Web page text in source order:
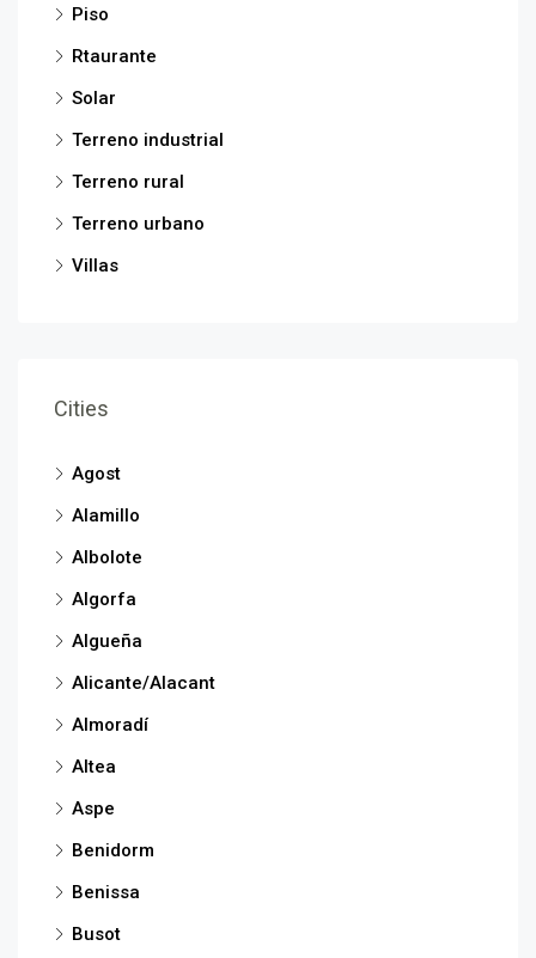
Piso
Rtaurante
Solar
Terreno industrial
Terreno rural
Terreno urbano
Villas
Cities
Agost
Alamillo
Albolote
Algorfa
Algueña
Alicante/Alacant
Almoradí
Altea
Aspe
Benidorm
Benissa
Busot